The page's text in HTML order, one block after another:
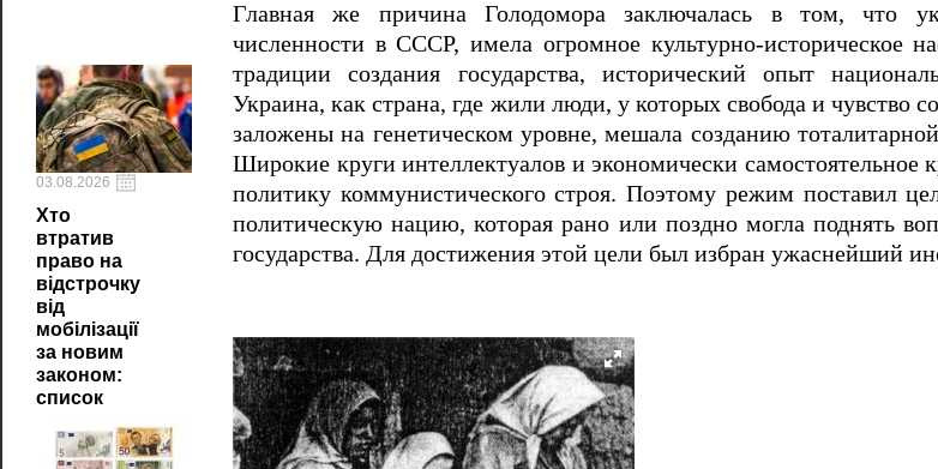
03.08.2026
Хто
втратив
право на
відстрочку
від
мобілізації
за новим
законом:
список
Главная же причина Голодомора заключалась в том, что
численности в СССР, имела огромное культурно-историческое
традиции создания государства, исторический опыт
Украина, как страна, где жили люди, у которых свобода и чувство
заложены на генетическом уровне, мешала созданию
Широкие круги интеллектуалов и экономически самостоятельное
политику коммунистического строя. Поэтому режим поставил
политическую нацию, которая рано или поздно могла поднять
государства. Для достижения этой цели был избран ужаснейший